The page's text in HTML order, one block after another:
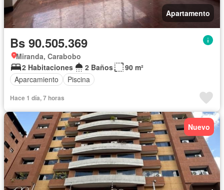
Apartamento
Bs 90.505.369
Miranda, Carabobo
2 Habitaciones
2 Baños
90 m²
Aparcamiento
Piscina
Hace 1 día, 7 horas
Nuevo